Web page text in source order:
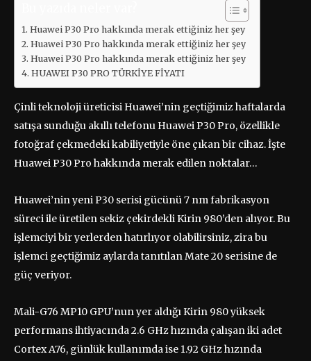
Huawei P30 Pro hakkında merak ettiğiniz her şey
Huawei P30 Pro hakkında merak ettiğiniz her şey
Huawei P30 Pro hakkında merak ettiğiniz her şey
HUAWEI P30 PRO TÜRKİYE FİYATI
Çinli teknoloji üreticisi Huawei’nin geçtiğimiz haftalarda
satışa sunduğu akıllı telefonu Huawei P30 Pro, özellikle
fotoğraf çekmedeki kabiliyetiyle öne çıkan bir cihaz. İşte
Huawei P30 Pro hakkında merak edilen noktalar…
Huawei’nin yeni P30 serisi gücünü 7 nm fabrikasyon
süreci ile üretilen sekiz çekirdekli Kirin 980’den alıyor. Bu
işlemciyi bir yerlerden hatırlıyor olabilirsiniz, zira bu
işlemci geçtiğimiz aylarda tanıtılan Mate 20 serisine de
güç veriyor.
Mali-G76 MP10 GPU’nun yer aldığı Kirin 980 yüksek
performans ihtiyacında 2.6 GHz hızında çalışan iki adet
Cortex A76, günlük kullanımda ise 1.92 GHz hızında